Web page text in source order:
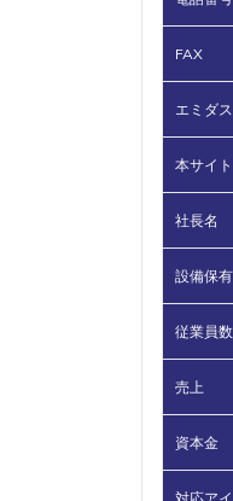
FAX
エミダ
本サイ
社長名
設備保
従業員数
売上
資本金